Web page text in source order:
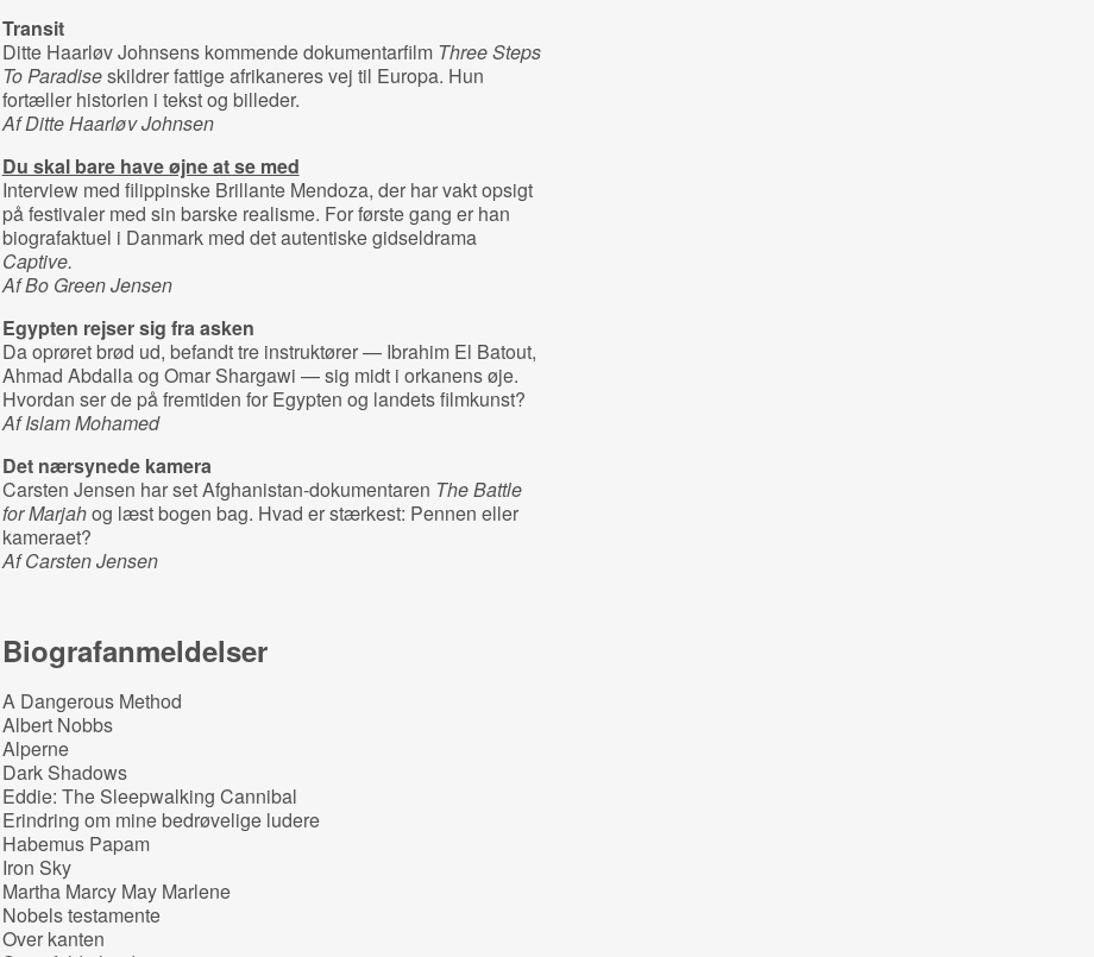
Transit
Ditte Haarløv Johnsens kommende dokumentarfilm Three Steps
To Paradiseskildrer fattige afrikaneres vej til Europa. Hun
fortæller historien i tekst og billeder.
Af Ditte Haarløv Johnsen
Du skal bare have øjne at se med
Interview med filippinske Brillante Mendoza, der har vakt opsigt
på festivaler med sin barske realisme. For første gang er han
biografaktuel i Danmark med det autentiske gidseldrama
Captive.
Af Bo Green Jensen
Egypten rejser sig fra asken
Da oprøret brød ud, befandt tre instruktører — Ibrahim El Batout,
Ahmad Abdalla og Omar Shargawi — sig midt i orkanens øje.
Hvordan ser de på fremtiden for Egypten og landets filmkunst?
Af Islam Mohamed
Det nærsynede kamera
Carsten Jensen har set Afghanistan-dokumentaren The Battle
for Marjahog læst bogen bag. Hvad er stærkest: Pennen eller
kameraet?
Af Carsten Jensen
Biografanmeldelser
A Dangerous Method
Albert Nobbs
Alperne
Dark Shadows
Eddie: The Sleepwalking Cannibal
Erindring om mine bedrøvelige ludere
Habemus Papam
Iron Sky
Martha Marcy May Marlene
Nobels testamente
Over kanten